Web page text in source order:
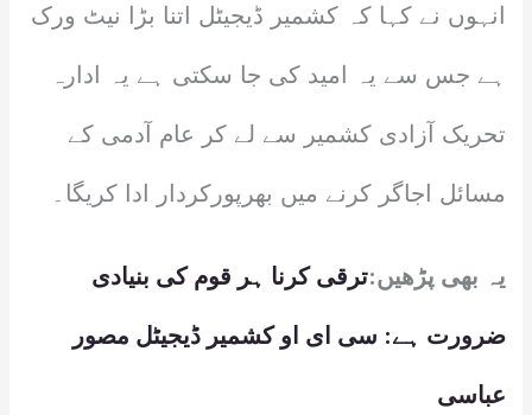
انہوں نے کہا کہ کشمیر ڈیجیٹل اتنا بڑا نیٹ ورک
ہے جس سے یہ امید کی جا سکتی ہے یہ ادارہ
تحریک آزادی کشمیر سے لے کر عام آدمی کے
مسائل اجاگر کرنے میں بھرپورکردار ادا کریگا۔
یہ بھی پڑھیں:ترقی کرنا ہر قوم کی بنیادی
ضرورت ہے: سی ای او کشمیر ڈیجیٹل مصور
عباسی